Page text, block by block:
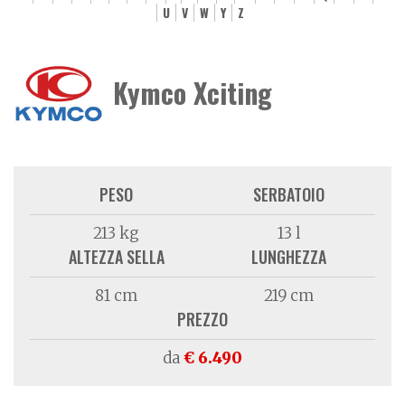
U
V W Y Z
Kymco Xciting
PESO
213 kg
SERBATOIO
13 l
ALTEZZA SELLA
81 cm
LUNGHEZZA
219 cm
PREZZO
da€ 6.490